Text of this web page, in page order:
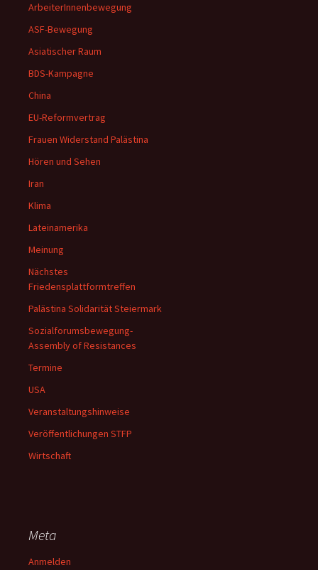
ArbeiterInnenbewegung
ASF-Bewegung
Asiatischer Raum
BDS-Kampagne
China
EU-Reformvertrag
Frauen Widerstand Palästina
Hören und Sehen
Iran
Klima
Lateinamerika
Meinung
Nächstes
Friedensplattformtreffen
Palästina Solidarität Steiermark
Sozialforumsbewegung-
Assembly of Resistances
Termine
USA
Veranstaltungshinweise
Veröffentlichungen STFP
Wirtschaft
Meta
Anmelden